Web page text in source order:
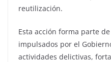
reutilización.
Esta acción forma parte
impulsados por el
actividades delictivas,